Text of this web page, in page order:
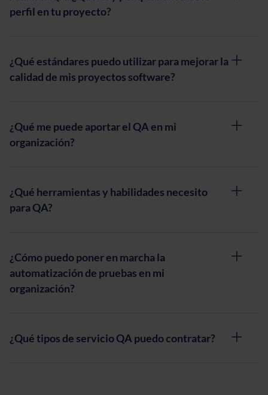
perfil en tu proyecto?
¿Qué estándares puedo utilizar para mejorar la
calidad de mis proyectos software?
¿Qué me puede aportar el QA en mi
organización?
¿Qué herramientas y habilidades necesito
para QA?
¿Cómo puedo poner en marcha la
automatización de pruebas en mi
organización?
¿Qué tipos de servicio QA puedo contratar?